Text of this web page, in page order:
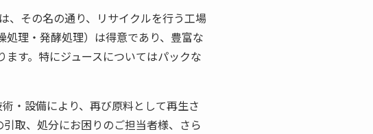
その名の通り、リサイクルを行う工場
処理・発酵処理）は得意であり、豊富な
す。特にジュースについてはパックな
・設備により、再び原料として再生さ
取、処分にお困りのご担当者様、さら